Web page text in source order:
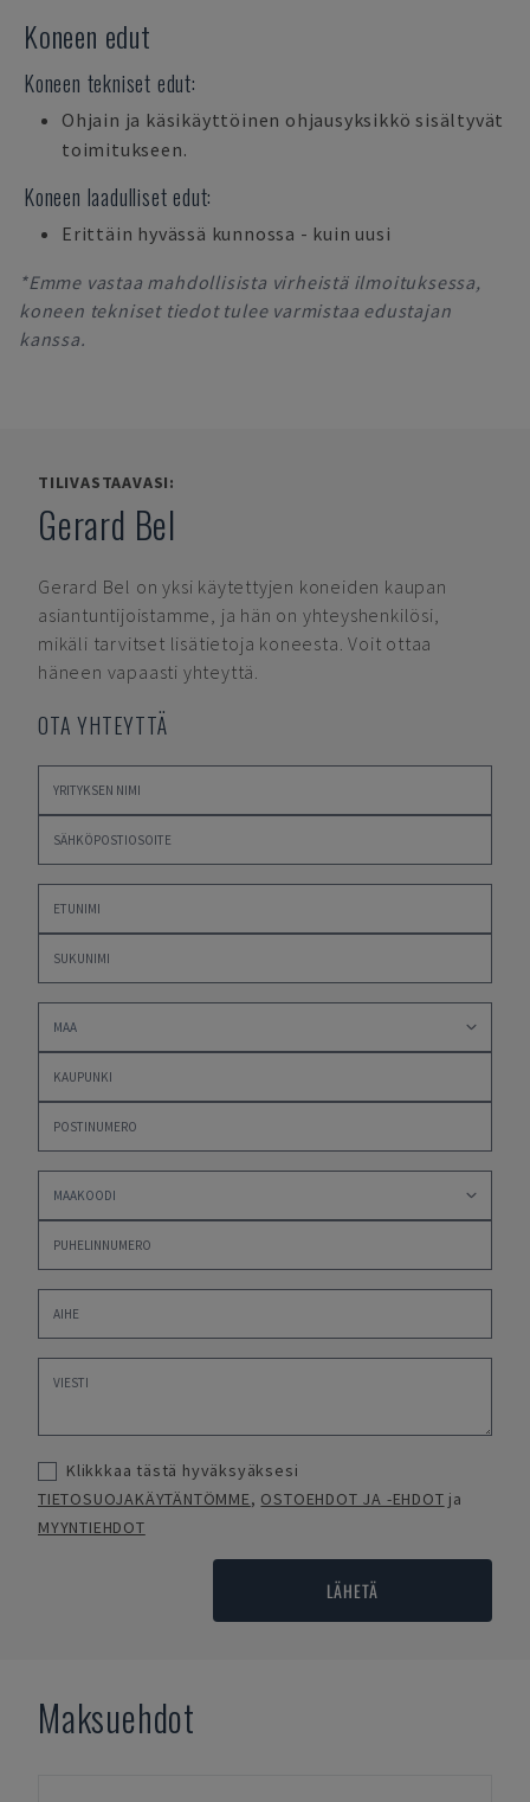
Koneen edut
Koneen tekniset edut:
Ohjain ja käsikäyttöinen ohjausyksikkö sisältyvät
toimitukseen.
Koneen laadulliset edut:
Erittäin hyvässä kunnossa - kuin uusi
*Emme vastaa mahdollisista virheistä ilmoituksessa,
koneen tekniset tiedot tulee varmistaa edustajan
kanssa.
TILIVASTAAVASI:
Gerard Bel
Gerard Bel on yksi käytettyjen koneiden kaupan
asiantuntijoistamme, ja hän on yhteyshenkilösi,
mikäli tarvitset lisätietoja koneesta. Voit ottaa
häneen vapaasti yhteyttä.
OTA YHTEYTTÄ
Klikkkaa tästä hyväksyäksesi
TIETOSUOJAKÄYTÄNTÖMME, OSTOEHDOT JA -EHDOT ja
MYYNTIEHDOT
LÄHETÄ
Maksuehdot